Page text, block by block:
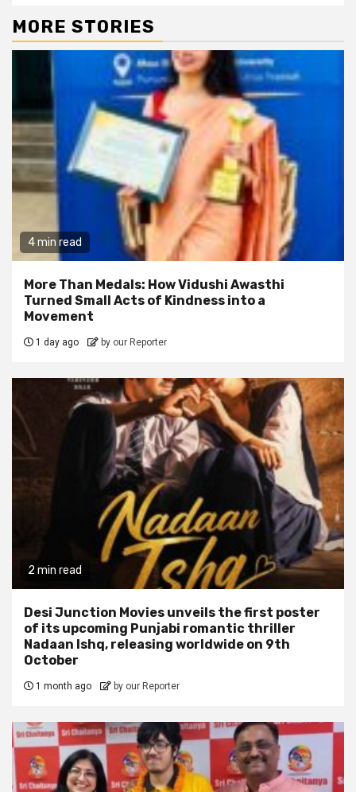
MORE STORIES
4 min read
More Than Medals: How Vidushi Awasthi
Turned Small Acts of Kindness into a
Movement
1 day ago by our Reporter
2 min read
Desi Junction Movies unveils the first poster
of its upcoming Punjabi romantic thriller
Nadaan Ishq, releasing worldwide on 9th
October
1 month ago by our Reporter